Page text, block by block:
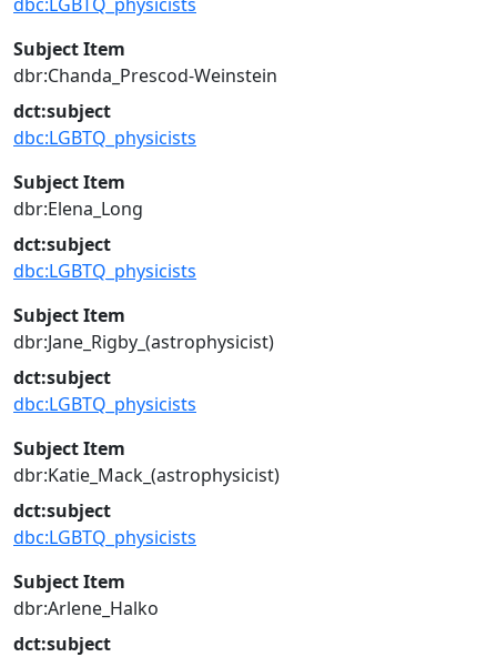
Subject Item
dbr:Chanda_Prescod-Weinstein
dct:subject
dbc:LGBTQ_physicists
Subject Item
dbr:Elena_Long
dct:subject
dbc:LGBTQ_physicists
Subject Item
dbr:Jane_Rigby_(astrophysicist)
dct:subject
dbc:LGBTQ_physicists
Subject Item
dbr:Katie_Mack_(astrophysicist)
dct:subject
dbc:LGBTQ_physicists
Subject Item
dbr:Arlene_Halko
dct:subject